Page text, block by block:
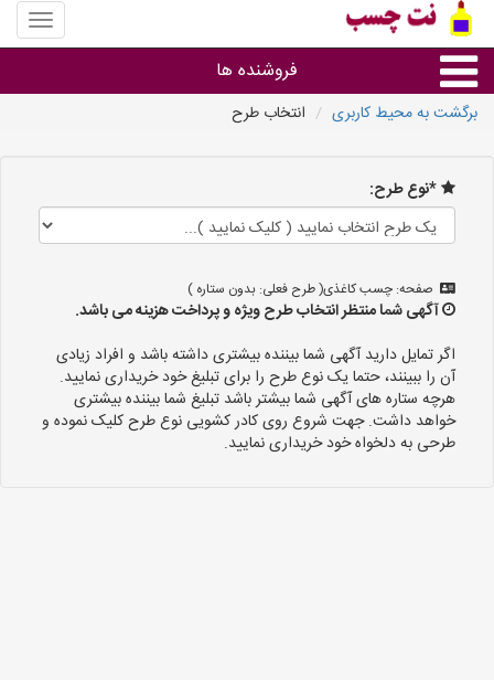
منوی
سایت
چسب
فروشنده ها
استان ها
برگشت به محیط کاربری انتخاب طرح
*نوع طرح:
صفحه: چسب کاغذی( طرح فعلی: بدون ستاره )
آگهی شما منتظر انتخاب طرح ویژه و پرداخت هزینه می باشد.
اگر تمایل دارید آگهی شما بیننده بیشتری داشته باشد و افراد زیادی
آن را ببینند، حتما یک نوع طرح را برای تبلیغ خود خریداری نمایید.
هرچه ستاره های آگهی شما بیشتر باشد تبلیغ شما بیننده بیشتری
خواهد داشت. جهت شروع روی کادر کشویی نوع طرح کلیک نموده و
طرحی به دلخواه خود خریداری نمایید.